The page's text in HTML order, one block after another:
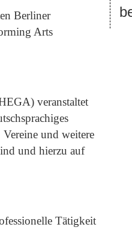
Berliner
Arts
veranstaltet
und weitere
und hierzu auf
Tätigkeit